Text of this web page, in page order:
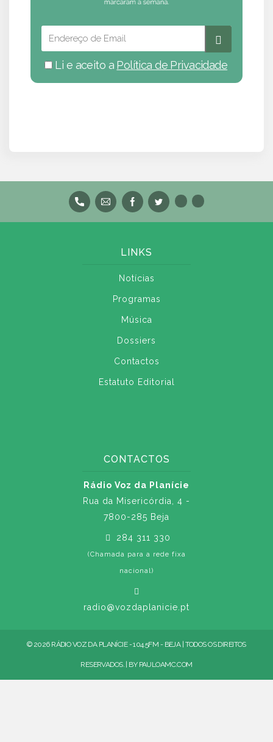
Li e aceito a Política de Privacidade
LINKS
Notícias
Programas
Música
Dossiers
Contactos
Estatuto Editorial
CONTACTOS
Rádio Voz da Planície
Rua da Misericórdia, 4 -
7800-285 Beja
284 311 330
(Chamada para a rede fixa
nacional)
radio@vozdaplanicie.pt
© 2026 RÁDIO VOZ DA PLANÍCIE - 104.5FM - BEJA | TODOS OS DIREITOS
RESERVADOS. | BY PAULOAMC.COM